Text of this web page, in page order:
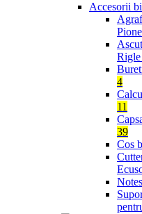
Accesorii
Rigle
4
11
39
Cos